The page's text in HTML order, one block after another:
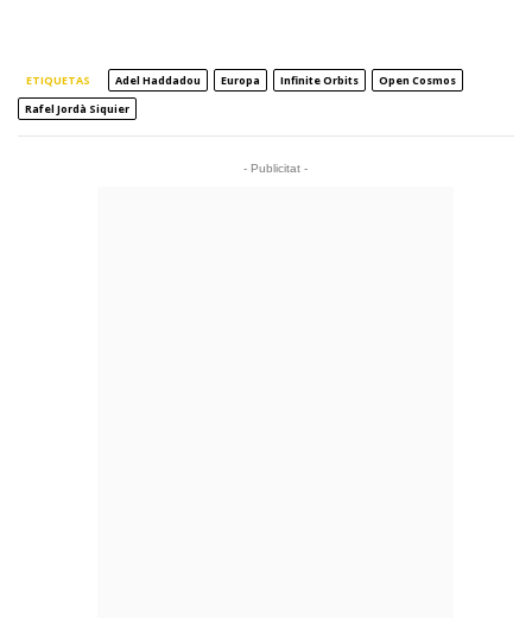
ETIQUETAS Adel Haddadou Europa Infinite Orbits
Open Cosmos
Rafel Jordà Siquier
- Publicitat -